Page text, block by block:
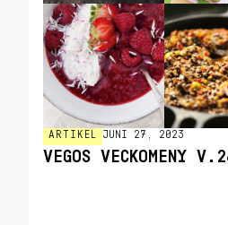
ARTIKEL JUNI 27, 2023
VEGOS VECKOMENY